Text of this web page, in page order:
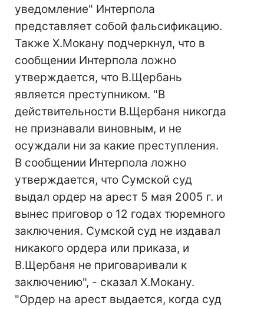
уведомление" Интерпола
представляет собой фальсификацию.
Также Х.Мокану подчеркнул, что в
сообщении Интерпола ложно
утверждается, что В.Щербань
является преступником. "В
действительности В.Щербаня никогда
не признавали виновным, и не
осуждали ни за какие преступления.
В сообщении Интерпола ложно
утверждается, что Сумской суд
выдал ордер на арест 5 мая 2005 г. и
вынес приговор о 12 годах тюремного
заключения. Сумской суд не издавал
никакого ордера или приказа, и
В.Щербаня не приговаривали к
заключению", - сказал Х.Мокану.
"Ордер на арест выдается, когда суд